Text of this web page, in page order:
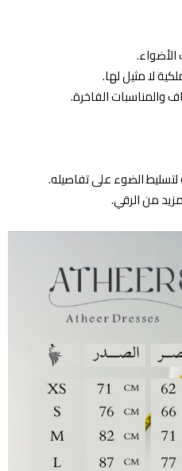
لا مثيل لها.
والمناسبات الفاخرة.
الضوء على تفاصيله.
من الرقي.